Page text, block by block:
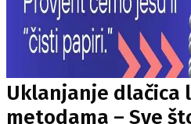
Uklanjanje dlačica
metodama – Sve